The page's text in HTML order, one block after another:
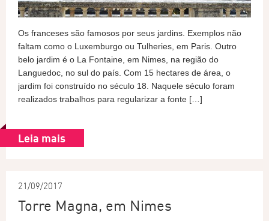
Os franceses são famosos por seus jardins. Exemplos não
faltam como o Luxemburgo ou Tulheries, em Paris. Outro
belo jardim é o La Fontaine, em Nimes, na região do
Languedoc, no sul do país. Com 15 hectares de área, o
jardim foi construído no século 18. Naquele século foram
realizados trabalhos para regularizar a fonte […]
Leia mais
21/09/2017
Torre Magna, em Nimes